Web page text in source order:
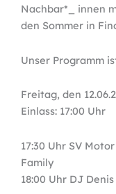
Nachbar*_ innen
den Sommer in
Unser Programm
Freitag, den
Einlass: 17:00 Uhr
17:30 Uhr SV
Family
18:00 Uhr DJ Denis